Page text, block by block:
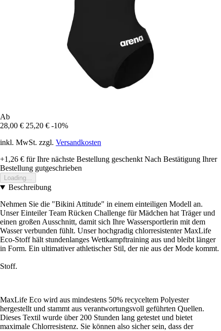
Ab
28,00 € 25,20 € -10%
inkl. MwSt. zzgl. Versandkosten
+1,26 € für Ihre nächste Bestellung geschenkt Nach Bestätigung Ihrer
Bestellung gutgeschrieben
Loading...
Beschreibung
Nehmen Sie die "Bikini Attitude" in einem einteiligen Modell an.
Unser Einteiler Team Rücken Challenge für Mädchen hat Träger und
einen großen Ausschnitt, damit sich Ihre Wassersportlerin mit dem
Wasser verbunden fühlt. Unser hochgradig chlorresistenter MaxLife
Eco-Stoff hält stundenlanges Wettkampftraining aus und bleibt länger
in Form. Ein ultimativer athletischer Stil, der nie aus der Mode kommt.
Stoff.
MaxLife Eco wird aus mindestens 50% recyceltem Polyester
hergestellt und stammt aus verantwortungsvoll geführten Quellen.
Dieses Textil wurde über 200 Stunden lang getestet und bietet
maximale Chlorresistenz. Sie können also sicher sein, dass der